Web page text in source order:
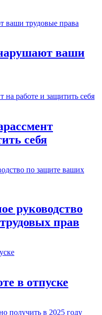
ваши
себя
руководство
прав
в отпуске